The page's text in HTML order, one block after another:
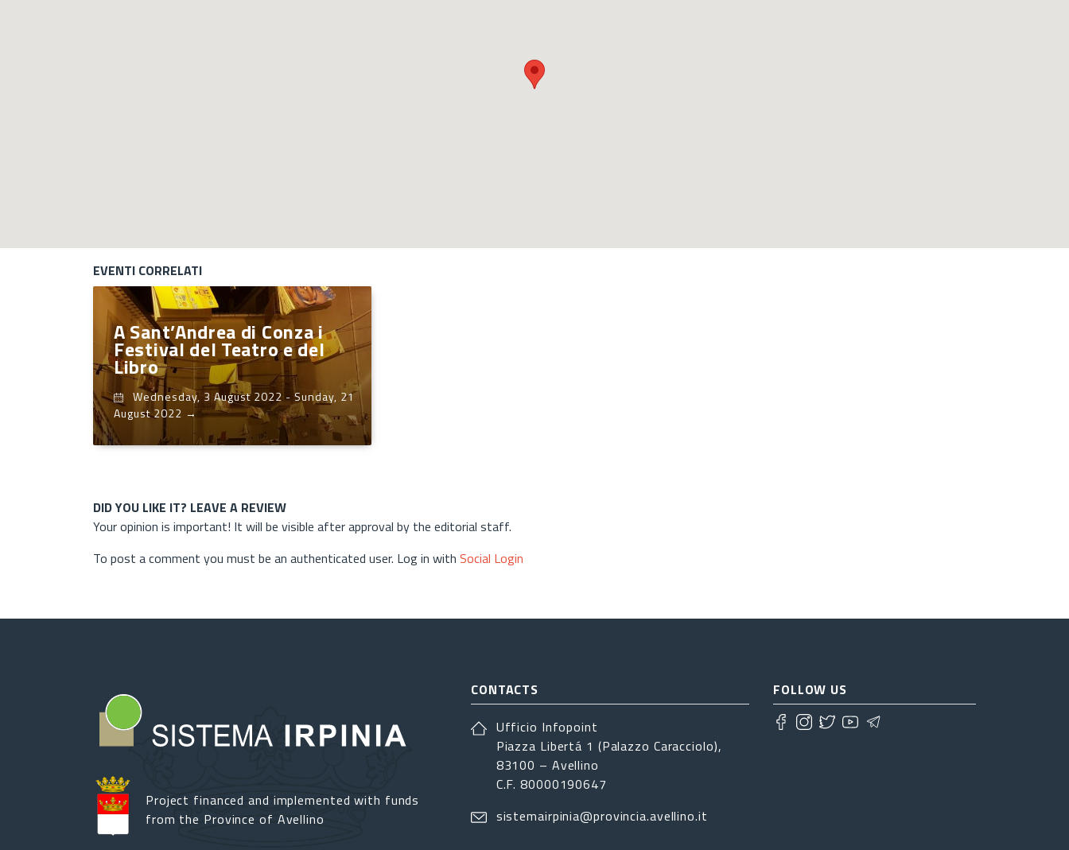
EVENTI CORRELATI
A Sant’Andrea di Conza i
Festival del Teatro e del
Libro
Wednesday, 3 August 2022 -Sunday, 21
August 2022 →
DID YOU LIKE IT? LEAVE A REVIEW
Your opinion is important! It will be visible after approval by the editorial staff.
To post a comment you must be an authenticated user. Log in with Social Login
Project financed and implemented with funds
from the Province of Avellino
CONTACTS
Ufficio Infopoint
Piazza Libertá 1 (Palazzo Caracciolo),
83100 – Avellino
C.F. 80000190647
sistemairpinia@provincia.avellino.it
FOLLOW US